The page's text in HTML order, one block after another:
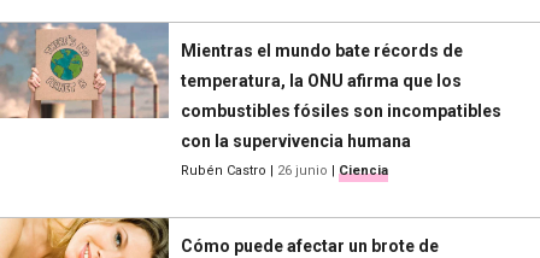
Mientras el mundo bate récords de
temperatura, la ONU afirma que los
combustibles fósiles son incompatibles
con la supervivencia humana
Rubén Castro 26 junio Ciencia
Cómo puede afectar un brote de